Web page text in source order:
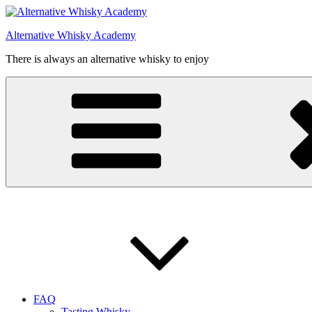
Videre
indhold
Alternative Whisky Academy
There is always an alternative whisky to enjoy
FAQ